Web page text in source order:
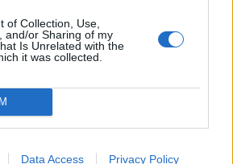
of Collection, Use,
and/or Sharing of my
Is Unrelated with the
it was collected.
Data Access Privacy Policy